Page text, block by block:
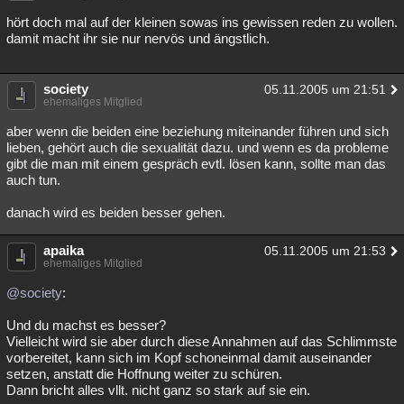
hört doch mal auf der kleinen sowas ins gewissen reden zu wollen.
damit macht ihr sie nur nervös und ängstlich.
society 05.11.2005 um 21:51
ehemaliges Mitglied
aber wenn die beiden eine beziehung miteinander führen und sich
lieben, gehört auch die sexualität dazu. und wenn es da probleme
gibt die man mit einem gespräch evtl. lösen kann, sollte man das
auch tun.
danach wird es beiden besser gehen.
apaika 05.11.2005 um 21:53
ehemaliges Mitglied
@society:
Und du machst es besser?
Vielleicht wird sie aber durch diese Annahmen auf das Schlimmste
vorbereitet, kann sich im Kopf schoneinmal damit auseinander
setzen, anstatt die Hoffnung weiter zu schüren.
Dann bricht alles vllt. nicht ganz so stark auf sie ein.